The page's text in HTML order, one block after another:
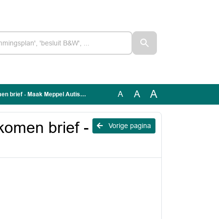
Maak Meppel Autisme Vriendelijk A A A
Vorige pagina
brief -